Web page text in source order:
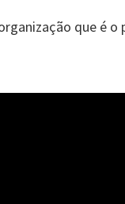
que é o